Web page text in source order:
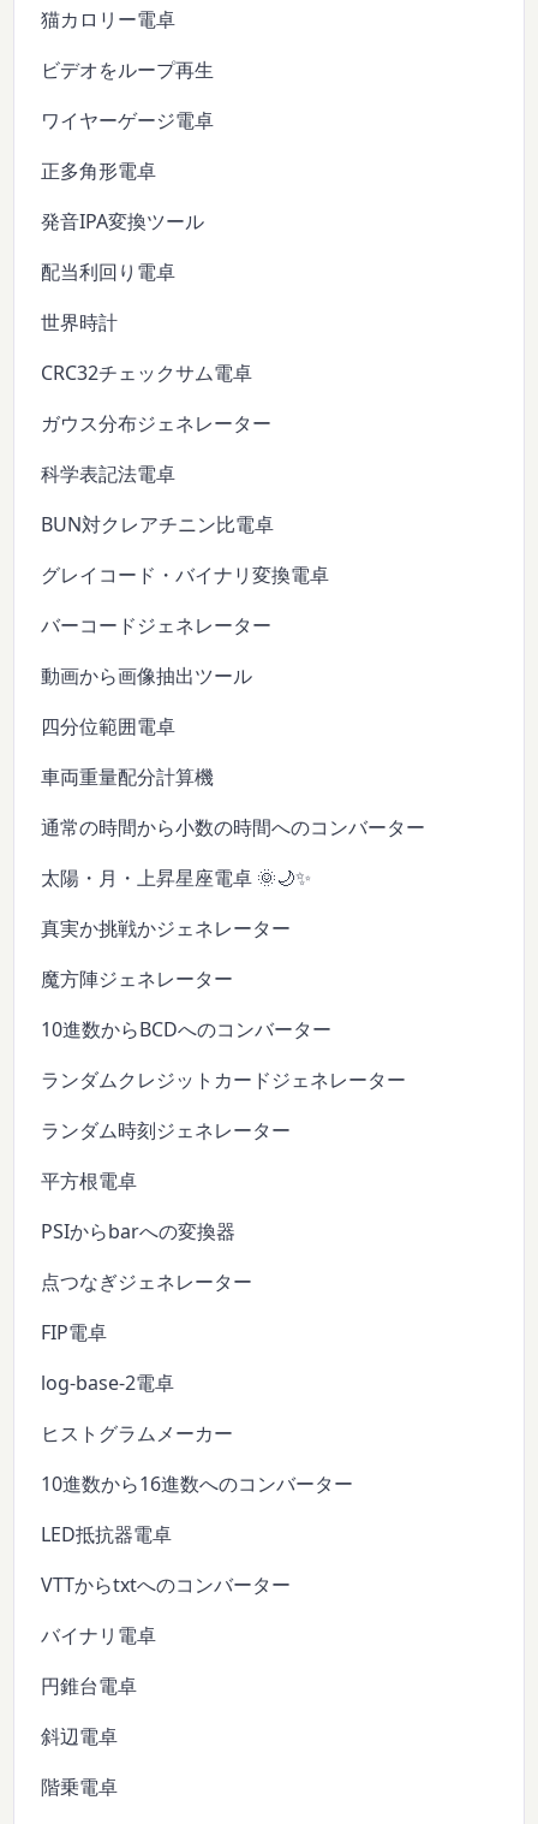
猫カロリー電卓
ビデオをループ再生
ワイヤーゲージ電卓
正多角形電卓
発音IPA変換ツール
配当利回り電卓
世界時計
CRC32チェックサム電卓
ガウス分布ジェネレーター
科学表記法電卓
BUN対クレアチニン比電卓
グレイコード・バイナリ変換電卓
バーコードジェネレーター
動画から画像抽出ツール
四分位範囲電卓
車両重量配分計算機
通常の時間から小数の時間へのコンバーター
太陽・月・上昇星座電卓 🌞🌙✨
真実か挑戦かジェネレーター
魔方陣ジェネレーター
10進数からBCDへのコンバーター
ランダムクレジットカードジェネレーター
ランダム時刻ジェネレーター
平方根電卓
PSIからbarへの変換器
点つなぎジェネレーター
FIP電卓
log-base-2電卓
ヒストグラムメーカー
10進数から16進数へのコンバーター
LED抵抗器電卓
VTTからtxtへのコンバーター
バイナリ電卓
円錐台電卓
斜辺電卓
階乗電卓